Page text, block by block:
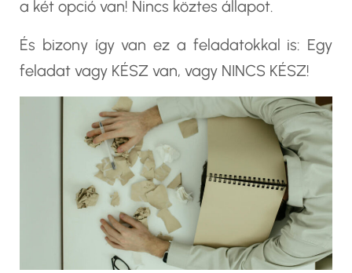
a két opció van! Nincs köztes állapot.
És bizony így van ez a feladatokkal is: Egy
feladat vagy KÉSZ van, vagy NINCS KÉSZ!